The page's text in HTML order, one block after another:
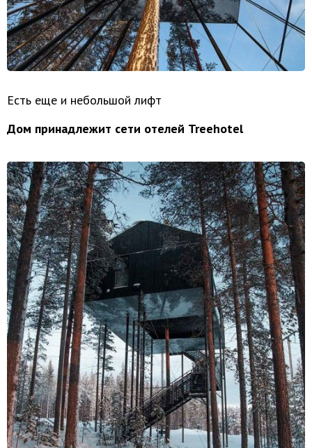
Есть еще и небольшой лифт
Дом принадлежит сети отелей Treehotel